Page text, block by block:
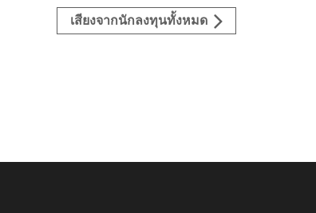
เสียงจากนักลงทุนทั้งหมด